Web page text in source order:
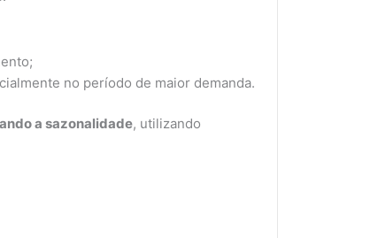
no período de maior demanda.
a sazonalidade, utilizando